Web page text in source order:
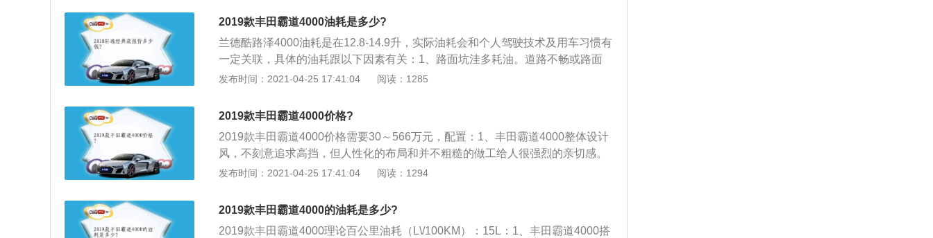
廉价上，而普拉多虽然售价40万起步，但它的配件不但廉价并且好找，即便在偏
僻地域都找到相应的配件進行改换，难怪喜爱去西藏玩的土豪们都特别喜爱用普
拉多历代都能坚持高颜值。
友的喜爱的。对大灯进行微调，锐利上扬的造型，刚硬感更强烈，大灯组内部光
源设计也有变化；2、丰田霸道4000中东版集传统的出色越野功能和创新的科技
理念于一身，外形豪迈而不失稳重。丰田霸道4000的越野性，可靠性，舒适性都
更上一层楼，动力搭载的是4.0升V6发动机，最大功率可达183\/5600（Kw\/rp
m），配有6速手自一体变速器；3、中东版丰田霸道4000简约大气的设计，三排
多功能方向盘，使用起来舒适，操控更加方便，行车过程中更为安全。虽然采用
七人座的设定，但一样拥有相当宽敞的成用空间，车内的电子设备也增加了很
多，满足驾乘者全方位用车需求。
2019款丰田霸道4000油耗是多少?
兰德酷路泽4000油耗是在12.8-14.9升，实际油耗会和个人驾驶技术及用车习惯有
一定关联，具体的油耗跟以下因素有关：1、路面坑洼多耗油。道路不畅或路面
坑洼不平，车辆长时间在低挡位的状态行驶，必然增加油耗；2、后备厢当仓库
备厢内，增加了汽车自重，殊不知，车重与油耗的关系成正比，据说车重每下降
10％，油耗也会相应下降若干个百分点；3、错误驾驶多耗2至3倍油。不正确的
驾驶习惯对油耗的影响最大，在驾驶过程中，特别是在交通不畅、等红灯、变换
车道时，急加速、急刹车的问题最为常见。
发布时间：2021-04-25 17:41:04 阅读：1285
2019款丰田霸道4000价格?
2019款丰田霸道4000价格需要30～566万元，配置：1、丰田霸道4000整体设计
风，不刻意追求高挡，但人性化的布局和并不粗糙的做工给人很强烈的亲切感。
外观越野车范儿更浓，前脸看上去更加凶猛。外凸的大灯和更为粗壮的格栅突出
多的润色，偏向盘很大，握上去手感很舒适，快捷键很便利也很简便，副驾驶车
门的储物槽一样很大，轻松放下两瓶瓶水是不存在题目的；3、丰田霸道4000透
发布时间：2021-04-25 17:41:04 阅读：1294
2019款丰田霸道4000的油耗是多少?
2019款丰田霸道4000理论百公里油耗（L\/100KM）：15L：1、丰田霸道4000搭